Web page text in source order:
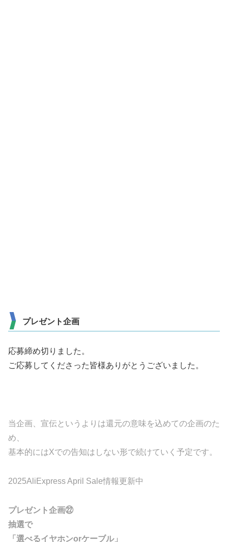
プレゼント企画
応募締め切りました。
ご応募してくださった皆様ありがとうございました。
当企画、宣伝というよりは還元の意味を込めての企画のた
め、
基本的にはXでの告知はしない形で続けていく予定です。
2025AliExpress April Sale情報更新中
プレゼント企画㉒
抽選で
「選べるイヤホンorケーブル」